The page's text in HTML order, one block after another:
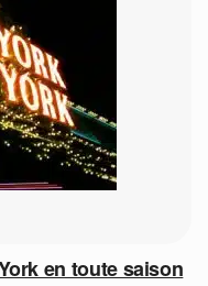
en toute saison